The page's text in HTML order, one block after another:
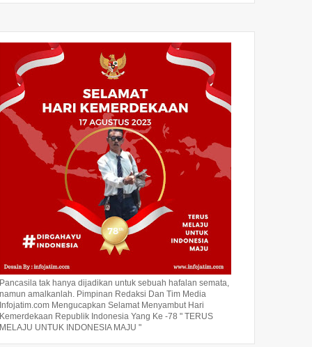
Pancasila tak hanya dijadikan untuk sebuah hafalan semata,
namun amalkanlah. Pimpinan Redaksi Dan Tim Media
Infojatim.com Mengucapkan Selamat Menyambut Hari
Kemerdekaan Republik Indonesia Yang Ke -78 " TERUS
MELAJU UNTUK INDONESIA MAJU "